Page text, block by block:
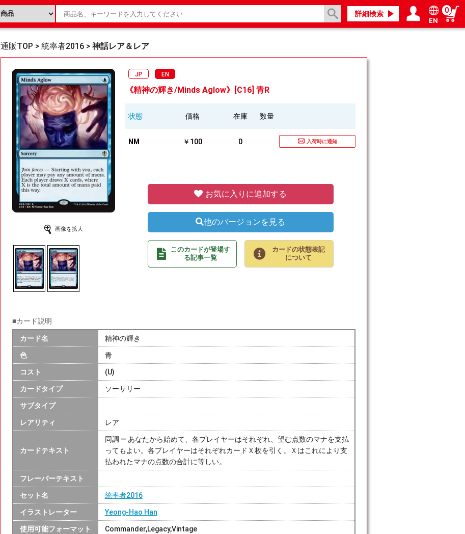
詳細検索
EN
0
通販TOP > 統率者2016 > 神話レア＆レア
画像を拡大
JP EN
《精神の輝き/Minds Aglow》[C16] 青R
状態 価格 在庫 数量
NM ￥100 0 入荷時に通知
お気に入りに追加する
他のバージョンを見る
このカードが登場す
る記事一覧
カードの状態表記
について
■カード説明
カード名 精神の輝き
色 青
コスト (U)
カードタイプ ソーサリー
サブタイプ
レアリティ レア
カードテキスト
同調 ― あなたから始めて、各プレイヤーはそれぞれ、望む点数のマナを支払
ってもよい。各プレイヤーはそれぞれカードＸ枚を引く。Ｘはこれにより支
払われたマナの点数の合計に等しい。
フレーバーテキスト
セット名 統率者2016
イラストレーター Yeong-Hao Han
使用可能フォーマット Commander,Legacy,Vintage